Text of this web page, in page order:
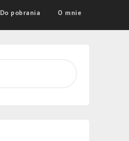
Do pobrania O mnie